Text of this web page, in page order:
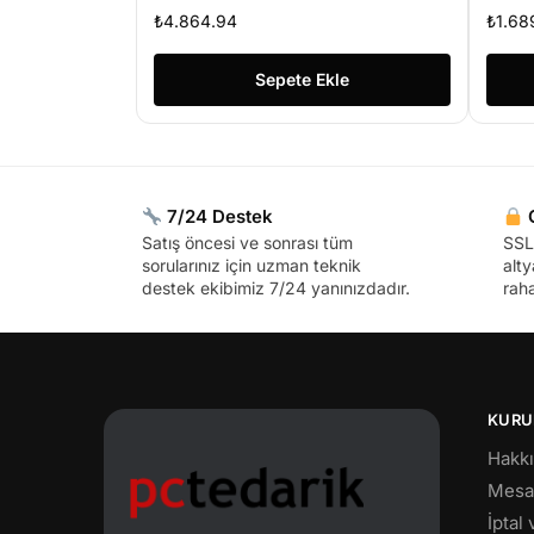
₺4.864.94
Sepete Ekle
₺
7/24 Destek
Satış öncesi ve sonrası tüm
sorularınız için uzman teknik
destek ekibimiz 7/24 yanınızdadır.
İptal